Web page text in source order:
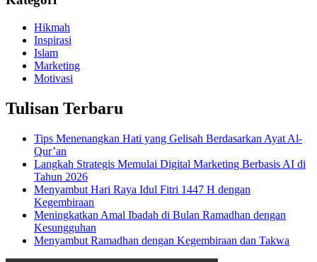
Hikmah
Inspirasi
Islam
Marketing
Motivasi
Tulisan Terbaru
Tips Menenangkan Hati yang Gelisah Berdasarkan Ayat Al-
Qur’an
Langkah Strategis Memulai Digital Marketing Berbasis AI di
Tahun 2026
Menyambut Hari Raya Idul Fitri 1447 H dengan
Kegembiraan
Meningkatkan Amal Ibadah di Bulan Ramadhan dengan
Kesungguhan
Menyambut Ramadhan dengan Kegembiraan dan Takwa